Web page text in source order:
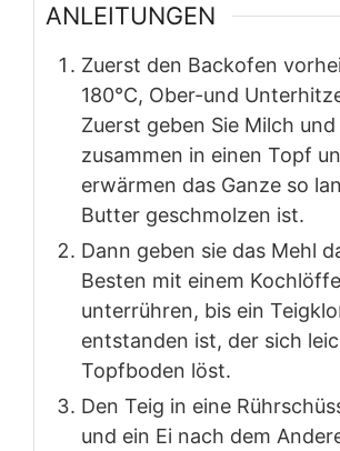
ANLEITUNGEN
Zuerst den Backofen
180°C, Ober-und
Zuerst geben Sie Milch
zusammen in einen Topf
erwärmen das Ganze so
Butter geschmolzen ist.
Dann geben sie das Mehl
Besten mit einem
unterrühren, bis ein
entstanden ist, der sich
Topfboden löst.
Den Teig in eine
und ein Ei nach dem